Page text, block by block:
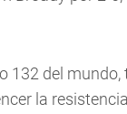
132 del
la